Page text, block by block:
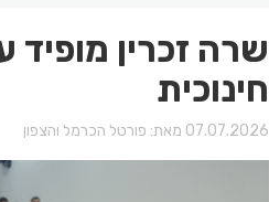
שרה זכרין
חינוכית
07.07.2026 מאת: פורטל הכרמל והצפון